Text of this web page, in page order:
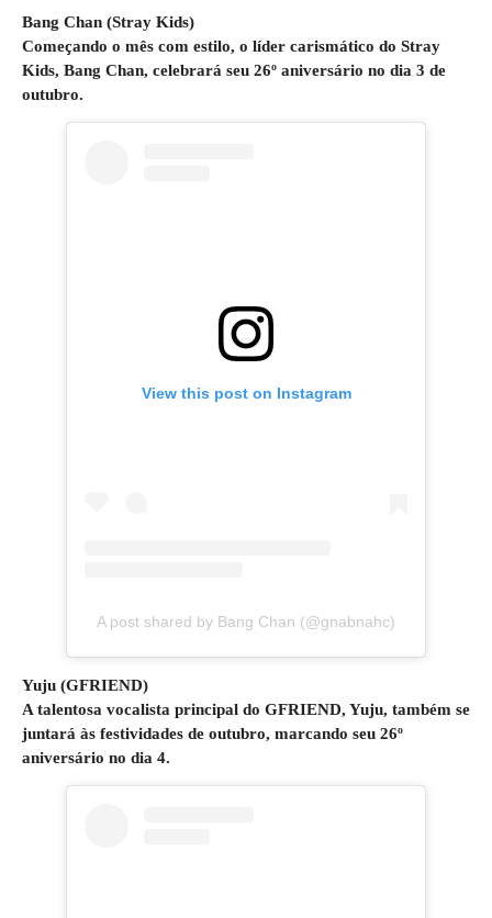
Bang Chan (Stray Kids)
Começando o mês com estilo, o líder carismático do Stray
Kids, Bang Chan, celebrará seu 26º aniversário no dia 3 de
outubro.
View this post on Instagram
A post shared by Bang Chan (@gnabnahc)
Yuju (GFRIEND)
A talentosa vocalista principal do GFRIEND, Yuju, também se
juntará às festividades de outubro, marcando seu 26º
aniversário no dia 4.